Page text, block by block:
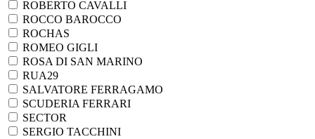
ROBERTO CAVALLI
ROCCO BAROCCO
ROCHAS
ROMEO GIGLI
ROSA DI SAN MARINO
RUA29
SALVATORE FERRAGAMO
SCUDERIA FERRARI
SECTOR
SERGIO TACCHINI